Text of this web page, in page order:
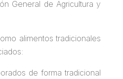
General de Agricultura y
alimentos tradicionales
de forma tradicional